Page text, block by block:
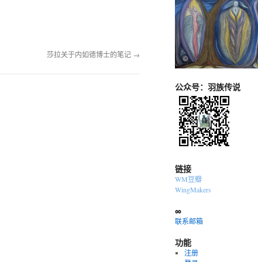
莎拉关于内如德博士的笔记 →
公众号：羽族传说
链接
WM豆瓣
WingMakers
∞
联系邮箱
功能
注册